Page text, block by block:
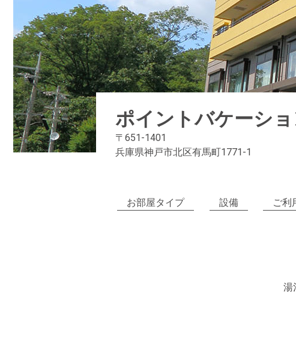
ポイントバケーシ
〒651-1401
兵庫県神戸市北区有馬町1771-1
お部屋タイプ 設備 ご利
湯